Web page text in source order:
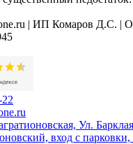
| ИП Комаров Д.С. |
Ул.
вход с